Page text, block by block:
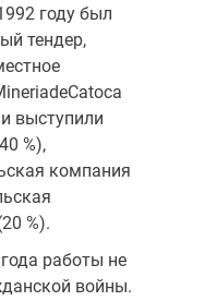
году был
тендер,
выступили
%),
компания
%).
работы не
войны.